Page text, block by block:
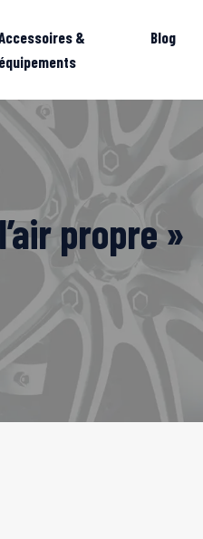
&
équipements
Blog
propre »